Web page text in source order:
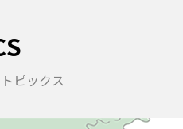
ピックス